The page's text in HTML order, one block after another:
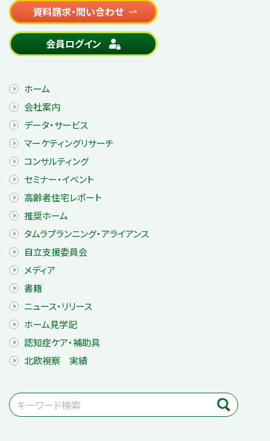
資料請求・問い合わせ
会員ログイン
ホーム
会社案内
データ・サービス
マーケティングリサーチ
コンサルティング
セミナー・イベント
高齢者住宅レポート
推奨ホーム
タムラプランニング・アライアンス
自立支援委員会
メディア
書籍
ニュース・リリース
ホーム見学記
認知症ケア・補助具
北欧視察 実績